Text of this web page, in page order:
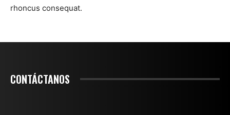
rhoncus consequat.
CONTÁCTANOS